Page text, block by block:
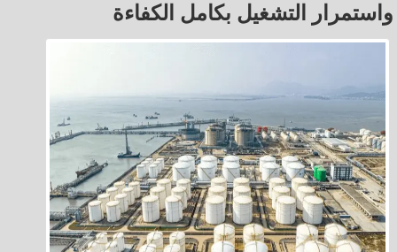
واستمرار التشغيل بكامل الكفاءة